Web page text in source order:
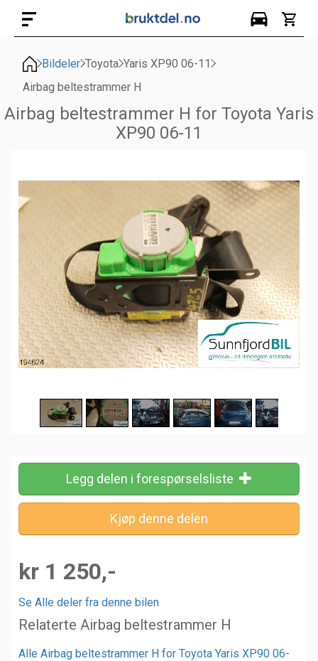
Bildeler Toyota Yaris XP90 06-11
Airbag beltestrammer H
Airbag beltestrammer H for Toyota Yaris
XP90 06-11
Legg delen i forespørselsliste
kr 1 250,-
Se Alle deler fra denne bilen
Relaterte Airbag beltestrammer H
Alle Airbag beltestrammer H for Toyota Yaris XP90 06-